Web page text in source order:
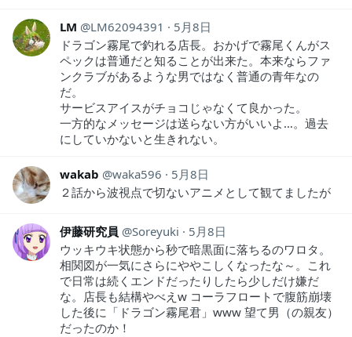
LM LM62094391
5月8日
ドラゴン霧尾で釣れる店長。おかげで霧尾くんがス
ペックは普通だと知ることが出来た。本来ならファ
ンクラブがあるような男ではなく普通の青年なの
だ。
サービスアイスがチョコじゃなくて良かった。
一方的なメッセージは送らない方がいいよ…。過去
にしていかないと生きれない。
wakab waka596
5月8日
２話から波視点で切ないアニメとして観てましたが
伊藤研究員 Soreyuki
5月8日
ウッキウキ状態から秒で暗黒面に落ちるのワロタ。
相関図が一気にさらにややこしくなったな～。これ
で日常は続くエンドだったりしたら少しだけ嫌だ
な。店長も結構やべえw コーラフロートで腹筋崩壊
した後に「ドラゴン霧尾君」www 望て男（の親友）
だったのか！